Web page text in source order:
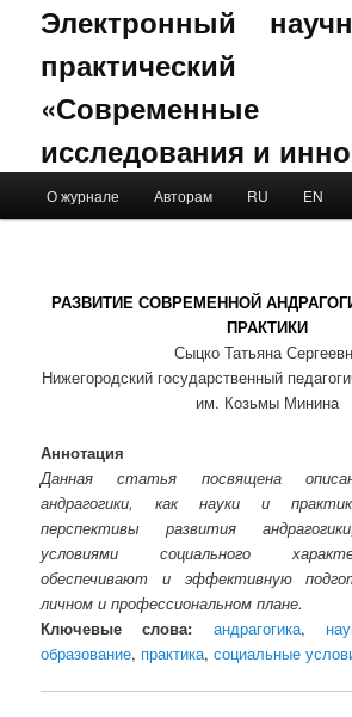
Электронный
практический
«Современные
исследования и
Skip to primary content
Skip to secondary content
О журнале Авторам RU EN
РАЗВИТИЕ СОВРЕМЕННОЙ
ПРАКТИКИ
Сыцко Татьяна
Нижегородский государственный
им. Козьмы Минина
Аннотация
Данная статья посвящена
андрагогики, как науки и
перспективы развития
условиями социального
обеспечивают и эффективную
личном и профессиональном плане.
Ключевые слова:
андрагогика,
образование, практика,социальные